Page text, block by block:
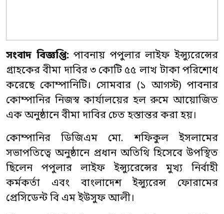
সংবাদ বিজ্ঞপ্তি:পাবনায় পপুলার লাইফ ইন্স্যুরেন্সের
গ্রাহকের বীমা দাবির ৩ কোটি ৫৫ লাখ টাকা পরিশোধ
করেছে কোম্পানিটি। সোমবার (১ আগস্ট) পাবনার
কোম্পানির নিজস্ব কার্যালয়ের হল রুমে আয়োজিত
এক অনুষ্ঠানে বীমা দাবির চেত হস্তান্তর করা হয়।
কোম্পানির ডিজিএম মো. শফিকুল ইসলামের
সভাপতিত্বে অনুষ্ঠানে প্রধান অতিথি হিসেবে উপস্থিত
ছিলেন পপুলার লাইফ ইন্স্যুরেন্সের মুখ্য নির্বাহী
কর্মকর্তা এবং বাংলাদেশ ইন্স্যুরেন্স ফোরামের
প্রেসিডেন্ট বি এম ইউসুফ আলী।